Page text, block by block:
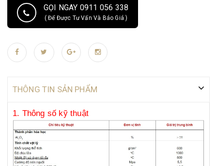
GỌI NGAY 0911 056 338
( Để Được Tư Vấn Và Báo Giá )
THÔNG TIN SẢN PHẨM
1. Thông số kỹ thuật